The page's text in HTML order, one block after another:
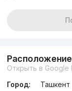
Открыть в Google
Город:
Ташкент